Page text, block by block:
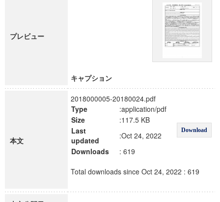
プレビュー
キャプション
本文
2018000005-20180024.pdf
Type
:application/pdf
Download
Size
:117.5 KB
Last
updated
:Oct 24, 2022
Downloads
: 619
Total downloads since Oct 24, 2022 : 619